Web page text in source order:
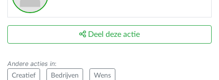
Deel deze actie
Andere acties in:
Creatief Bedrijven Wens